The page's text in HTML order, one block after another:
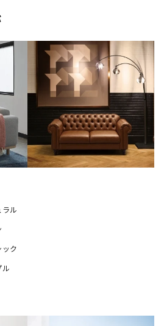
ラル
ック
ル